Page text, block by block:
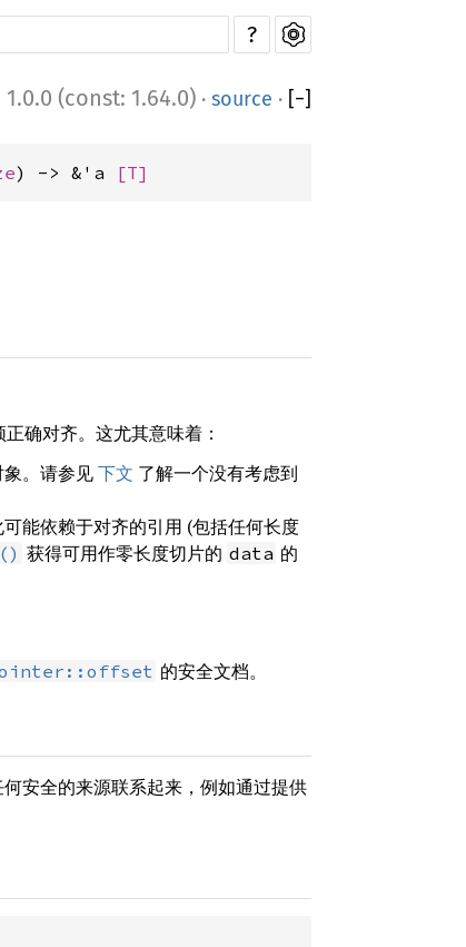
?
1.0.0 (const: 1.64.0) · source · [−]
) -> &'a [T]
正确对齐。这尤其意味着：
。请参见下文 了解一个没有考虑到
能依赖于对齐的引用 (包括任何长度
获得可用作零长度切片的 data 的
的安全文档。
安全的来源联系起来，例如通过提供